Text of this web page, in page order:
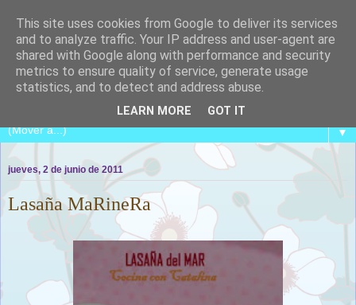
COCINA CON CATALINA
▼
jueves, 2 de junio de 2011
Lasaña MaRineRa
This site uses cookies from Google to deliver its services
and to analyze traffic. Your IP address and user-agent are
shared with Google along with performance and security
metrics to ensure quality of service, generate usage
statistics, and to detect and address abuse.
LEARN MORE GOT IT